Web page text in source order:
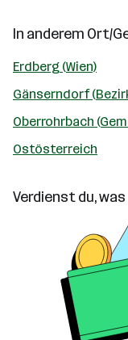
In anderem Ort/
Erdberg (Wien)
Gänserndorf
Oberrohrbach
Ostösterreich
Verdienst du,